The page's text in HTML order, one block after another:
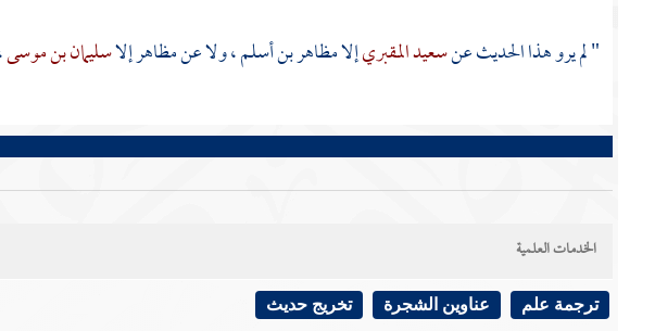
" لم يرو هذا الحديث عنسعيد المقبريإلامظاهر بن أسلم، ولا عنمظاهرإلاسليمان بن موسى
الخدمات العلمية
ترجمة علم عناوين الشجرة تخريج حديث